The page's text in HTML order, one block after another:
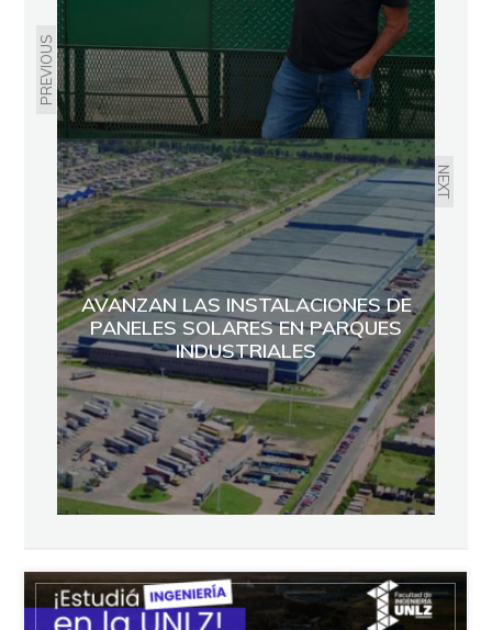
PREVIOUS
NEXT
AVANZAN LAS INSTALACIONES DE
PANELES SOLARES EN PARQUES
INDUSTRIALES